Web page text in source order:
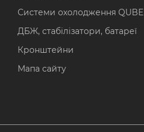
Системи охолодження QUBE
ДБЖ, стабілізатори, батареї
Кронштейни
Мапа сайту